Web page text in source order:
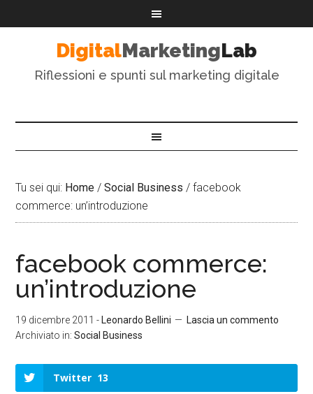
DigitalMarketingLab
Riflessioni e spunti sul marketing digitale
Tu sei qui: Home / Social Business / facebook
commerce: un’introduzione
facebook commerce:
un’introduzione
19 dicembre 2011 - Leonardo Bellini
Lascia un commento
Archiviato in:Social Business
Twitter 13